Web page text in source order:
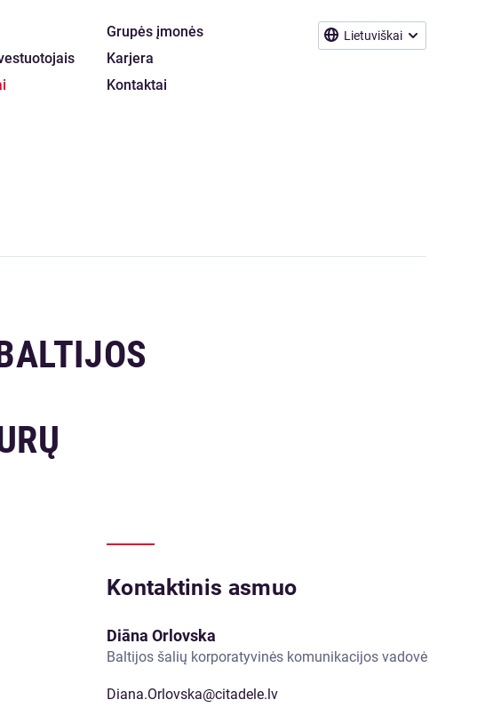
Lietuviškai
Grupės įmonės
Karjera
Kontaktai
Kontaktinis asmuo
Diāna Orlovska
Baltijos šalių korporatyvinės komunikacijos vadovė
Diana.Orlovska@citadele.lv